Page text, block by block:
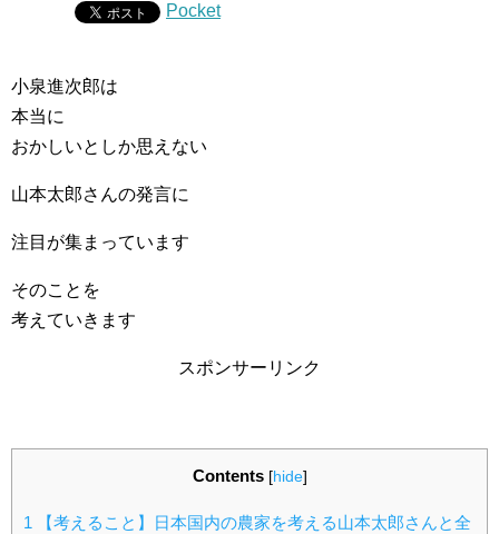
Pocket
小泉進次郎は
本当に
おかしいとしか思えない
山本太郎さんの発言に
注目が集まっています
そのことを
考えていきます
スポンサーリンク
Contents [hide]
1 【考えること】日本国内の農家を考える山本太郎さんと全